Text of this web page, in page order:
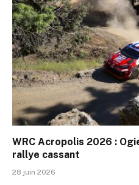
WRC Acropolis 2026 :
rallye cassant
28 juin 2026